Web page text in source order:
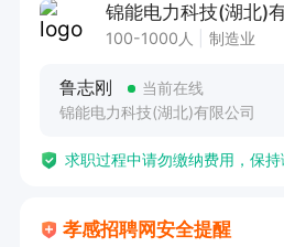
1. 可购买社保，享受五险保障
3. 提供免费住宿，四人宿舍
5. 发放节日礼品、生日礼品
锦能电力科技(湖北)
100-1000人 制造业
鲁志刚
当前在线
锦能电力科技(湖北)有限公司
求职过程中请勿缴纳费用，保持
孝感招聘网安全提醒